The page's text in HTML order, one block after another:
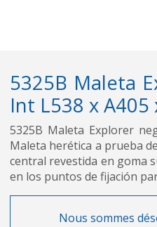
5325B Maleta
Int L538 x A405
5325B Maleta Explorer
Maleta herética a prueba
central revestida en goma
en los puntos de fijación
Nous sommes